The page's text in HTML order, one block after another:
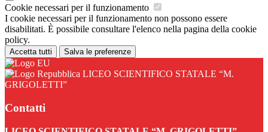
Cookie necessari per il funzionamento
I cookie necessari per il funzionamento non possono essere
disabilitati. È possibile consultare l'elenco nella pagina della cookie
policy.
Accetta tutti Salva le preferenze
LICEO SCIENTIFICO STATALE “M.
GRIGOLETTI”
Contatti